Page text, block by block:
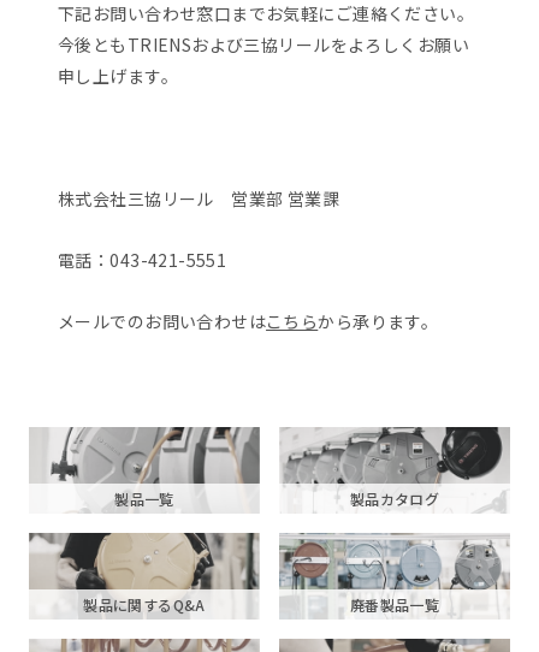
下記お問い合わせ窓口までお気軽にご連絡ください。
今後ともTRIENSおよび三協リールをよろしくお願い
申し上げます。
株式会社三協リール 営業部 営業課
電話：043-421-5551
メールでのお問い合わせはこちらから承ります。
製品一覧 製品カタログ
製品に関するQ&A 廃番製品一覧